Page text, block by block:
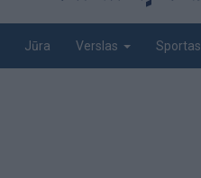
Jūra Verslas Sportas